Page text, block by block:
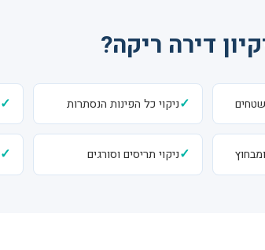
דירה ריקה?
✓ניקוי כל הפינות הנסתרות ✓
✓ניקוי תריסים וסורגים ✓